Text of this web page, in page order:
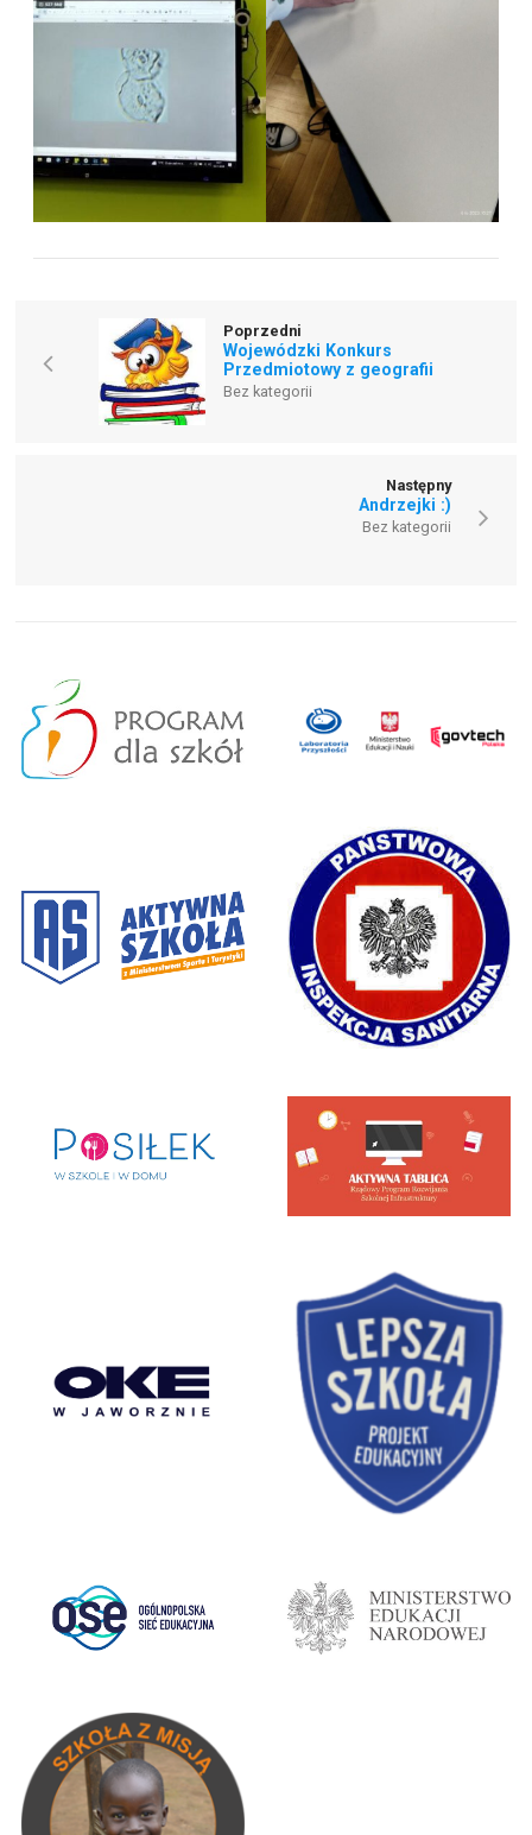
Poprzedni
Wojewódzki Konkurs
Przedmiotowy z geografii
Bez kategorii
Następny
Andrzejki :)
Bez kategorii